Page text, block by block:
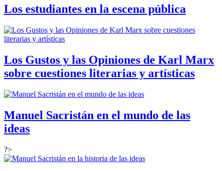
Los estudiantes en la escena pública
Los Gustos y las Opiniones de Karl Marx
sobre cuestiones literarias y artísticas
Manuel Sacristán en el mundo de las
ideas
?>